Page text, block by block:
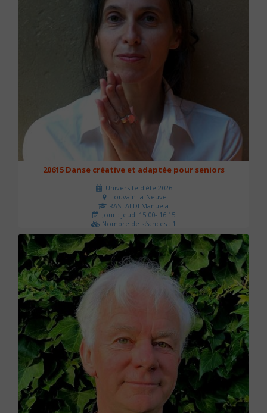
20615 Danse créative et adaptée pour seniors
Université d'été 2026
Louvain-la-Neuve
RASTALDI Manuela
Jour : jeudi 15:00- 16:15
Nombre de séances : 1
0 €